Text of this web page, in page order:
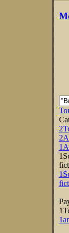
2
2
1
1
1
1
1